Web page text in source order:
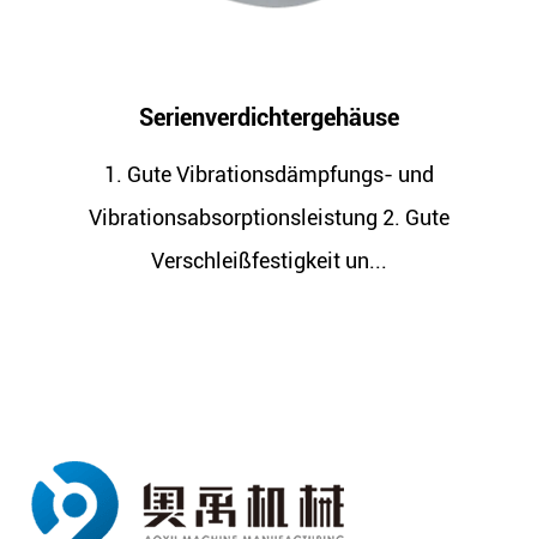
und
2. Gute
un...
1. Gute